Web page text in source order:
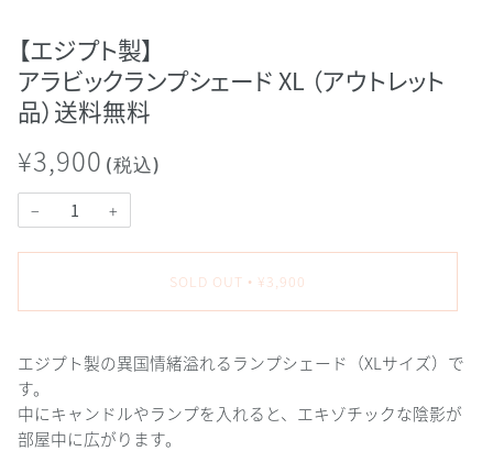
【エジプト製】
アラビックランプシェード XL （アウトレット
品）送料無料
¥3,900 (税込)
−
+
SOLD OUT • ¥3,900
エジプト製の異国情緒溢れるランプシェード（XLサイズ）で
す。
中にキャンドルやランプを入れると、エキゾチックな陰影が
部屋中に広がります。